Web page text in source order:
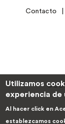
LEGALContacto
Utilizamos
experiencia de
Al hacer click en
establezcamos